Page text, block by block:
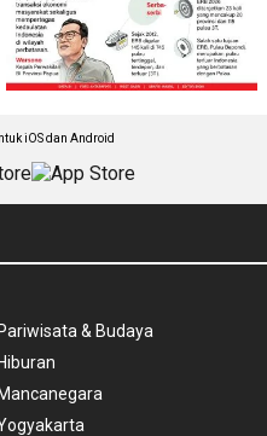
iOS dan Android
& Budaya